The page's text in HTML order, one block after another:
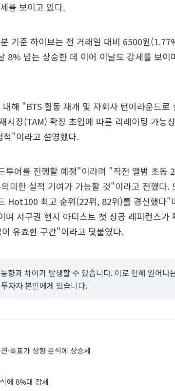
를 보이고 있다.
기준 하이브는 전 거래일 대비 6500원
8% 넘는 상승한 데 이어 이날도 강세를 보이
해 "BTS 활동 재개 및 자회사 턴어라운드로
시장(TAM) 확장 초입에 따른 리레이팅 가능
적"이라고 설명했다.
투어를 진행할 예정"이라며 "직전 앨범 초동
미한 실적 기여가 가능할 것"이라고 전했다.
Hot100 최고 순위(22위, 82위)를 경신했다"
서구권 현지 아티스트 첫 성공 레퍼런스가
유효한 구간"이라고 덧붙였다.
향과 차이가 발생할 수 있습니다. 이로 인해 일어나
자자 본인에게 있습니다.
·목표가 상향 분석에 상승세
에 8%대 강세